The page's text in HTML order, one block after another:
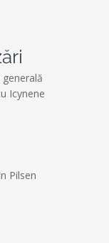
Icynene
Pilsen